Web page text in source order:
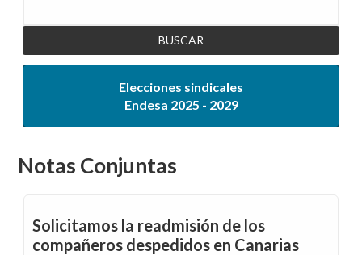
Elecciones sindicales
Endesa 2025 - 2029
Notas Conjuntas
Solicitamos la readmisión de los
compañeros despedidos en Canarias